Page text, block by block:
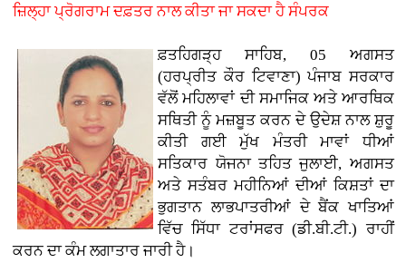
ਜ਼ਿਲ੍ਹਾ ਪ੍ਰੋਗਰਾਮ ਦਫ਼ਤਰ ਨਾਲ ਕੀਤਾ ਜਾ ਸਕਦਾ ਹੈ ਸੰਪਰਕ
ਫ਼ਤਹਿਗੜ੍ਹ ਸਾਹਿਬ, 05 ਅਗਸਤ
(ਹਰਪ੍ਰੀਤ ਕੌਰ ਟਿਵਾਣਾ)ਪੰਜਾਬ ਸਰਕਾਰ
ਵੱਲੋਂ ਮਹਿਲਾਵਾਂ ਦੀ ਸਮਾਜਿਕ ਅਤੇ ਆਰਥਿਕ
ਸਥਿਤੀ ਨੂੰ ਮਜ਼ਬੂਤ ਕਰਨ ਦੇ ਉਦੇਸ਼ ਨਾਲ ਸ਼ੁਰੂ
ਕੀਤੀ ਗਈ ਮੁੱਖ ਮੰਤਰੀ ਮਾਵਾਂ ਧੀਆਂ
ਸਤਿਕਾਰ ਯੋਜਨਾ ਤਹਿਤ ਜੁਲਾਈ, ਅਗਸਤ
ਅਤੇ ਸਤੰਬਰ ਮਹੀਨਿਆਂ ਦੀਆਂ ਕਿਸ਼ਤਾਂ ਦਾ
ਭੁਗਤਾਨ ਲਾਭਪਾਤਰੀਆਂ ਦੇ ਬੈਂਕ ਖਾਤਿਆਂ
ਵਿੱਚ ਸਿੱਧਾ ਟਰਾਂਸਫਰ (ਡੀ.ਬੀ.ਟੀ.) ਰਾਹੀਂ
ਕਰਨ ਦਾ ਕੰਮ ਲਗਾਤਾਰ ਜਾਰੀ ਹੈ।